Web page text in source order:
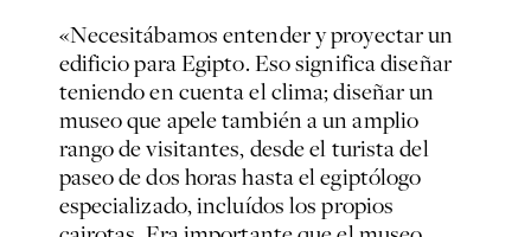
«Necesitábamos entender y proyectar un
edificio para Egipto. Eso significa diseñar
teniendo en cuenta el clima; diseñar un
museo que apele también a un amplio
rango de visitantes, desde el turista del
paseo de dos horas hasta el egiptólogo
especializado, incluídos los propios